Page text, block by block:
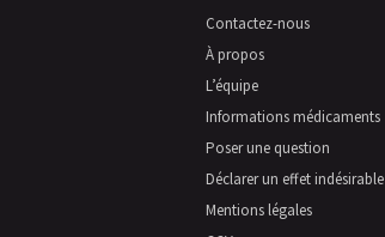
Contactez-nous
À propos
L’équipe
Informations médicaments
Poser une question
Déclarer un effet indésirable
Mentions légales